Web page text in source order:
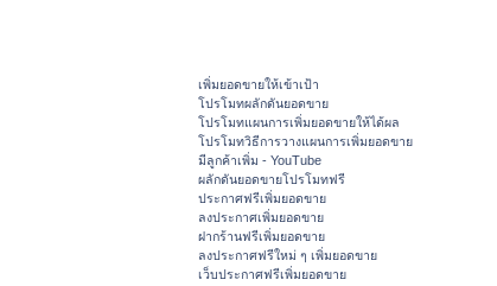
เพิ่มยอดขายให้เข้าเป้า
โปรโมทผลักดันยอดขาย
โปรโมทแผนการเพิ่มยอดขายให้ได้ผล
โปรโมทวิธีการวางแผนการเพิ่มยอดขาย
มีลูกค้าเพิ่ม - YouTube
ผลักดันยอดขายโปรโมทฟรี
ประกาศฟรีเพิ่มยอดขาย
ลงประกาศเพิ่มยอดขาย
ฝากร้านฟรีเพิ่มยอดขาย
ลงประกาศฟรีใหม่ ๆ เพิ่มยอดขาย
เว็บประกาศฟรีเพิ่มยอดขาย